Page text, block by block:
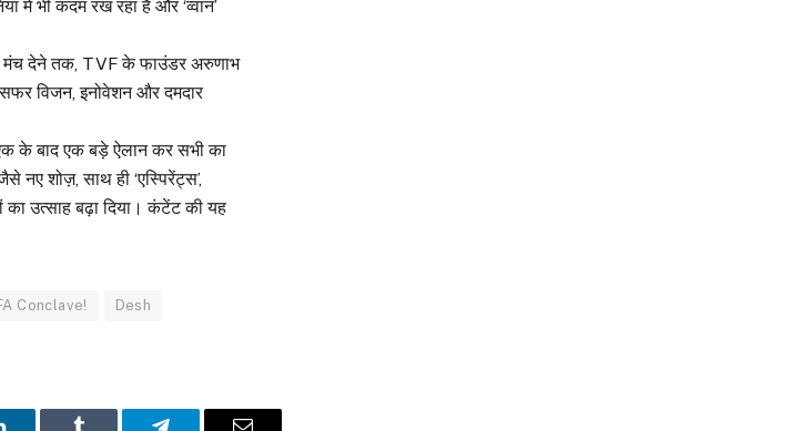
में भी कदम रख रहा है और ‘व्वान’
मंच देने तक, TVF के फाउंडर अरुणाभ
विजन, इनोवेशन और दमदार
के बाद एक बड़े ऐलान कर सभी का
नए शोज़, साथ ही ‘एस्पिरेंट्स’,
का उत्साह बढ़ा दिया। कंटेंट की यह
Conclave! Desh